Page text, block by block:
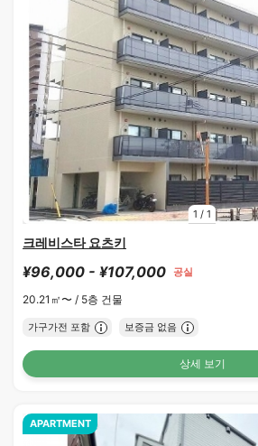
1 / 1
크레비스타 요츠키
¥96,000 - ¥107,000 공실
20.21㎡〜 / 5층 건물
가구가전 포함 보증금 없음
상세 보기
APARTMENT